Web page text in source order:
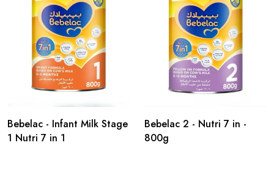
Bebelac - Infant Milk Stage
1 Nutri 7 in 1
Bebelac 2 - Nutri 7 in -
800g